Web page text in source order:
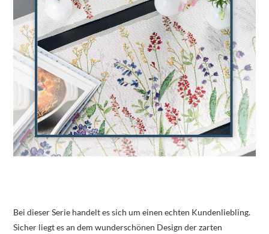
Bei dieser Serie handelt es sich um einen echten Kundenliebling.
Sicher liegt es an dem wunderschönen Design der zarten